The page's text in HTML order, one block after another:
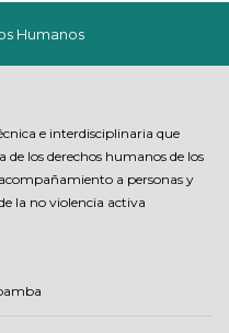
Humanos
e interdisciplinaria que